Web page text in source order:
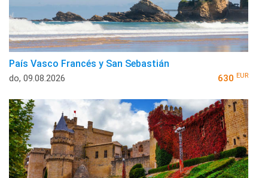
País Vasco Francés y San Sebastián
do, 09.08.2026 630 EUR